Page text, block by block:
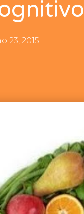
23, 2015